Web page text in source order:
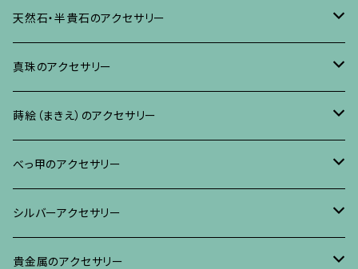
ネックレス、ペンダント
ブレスレット、バングル、その他
イヤリング・ピアス
ネックレス・ペンダント
リング
ブレスレット・バングル、その他
ブローチ
イヤリング・ピアス
ネックレス、ペンダント
ブレスレット、その他
天然石・半貴石のアクセサリー
ブローチ
イヤリング・ピアス
ネックレス、ペンダント
リング
ブレスレット、その他
真珠のアクセサリー
ブローチ
イヤリング・ピアス
ネックレス、ペンダント
リング
蒔絵（まきえ）のアクセサリー
べっ甲に蒔絵のアクセサリー
ブローチ
イヤリング・ピアス
真珠に蒔絵のアクセサリー
ブローチ
水晶に蒔絵のアクセサリー
べっ甲のアクセサリー
ブローチ
イヤリング、ピアス
シルバーアクセサリー
ブローチ
貴金属のアクセサリー